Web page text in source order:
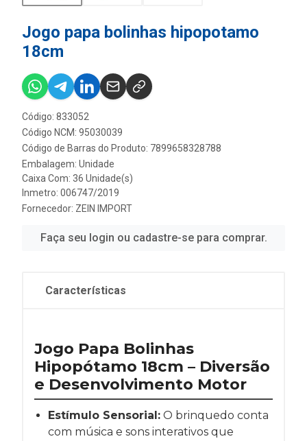
Jogo papa bolinhas hipopotamo
18cm
Código: 833052
Código NCM: 95030039
Código de Barras do Produto: 7899658328788
Embalagem: Unidade
Caixa Com: 36 Unidade(s)
Inmetro: 006747/2019
Fornecedor: ZEIN IMPORT
Faça seu login ou cadastre-se para comprar.
Características
Jogo Papa Bolinhas
Hipopótamo 18cm – Diversão
e Desenvolvimento Motor
Estímulo Sensorial: O brinquedo conta
com música e sons interativos que